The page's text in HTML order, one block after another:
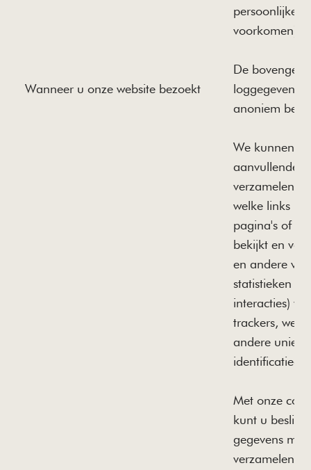
Wanneer u onze website bezoekt
persoonlijke
voorkomen)
De
loggegevens
anoniem
We kunnen
aanvullende
verzamelen
welke links u
pagina's of
bekijkt en
en andere
statistieken
interacties)
trackers,
andere unieke
Met onze
kunt u
gegevens
verzamelen.